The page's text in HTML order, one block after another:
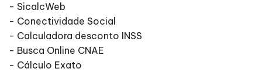
- SicalcWeb
- Conectividade Social
- Calculadora desconto INSS
- Busca Online CNAE
- Cálculo Exato